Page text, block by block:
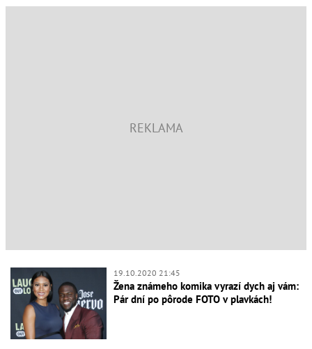
19.10.2020 21:45
Žena známeho komika vyrazí dych aj vám:
Pár dní po pôrode FOTO v plavkách!